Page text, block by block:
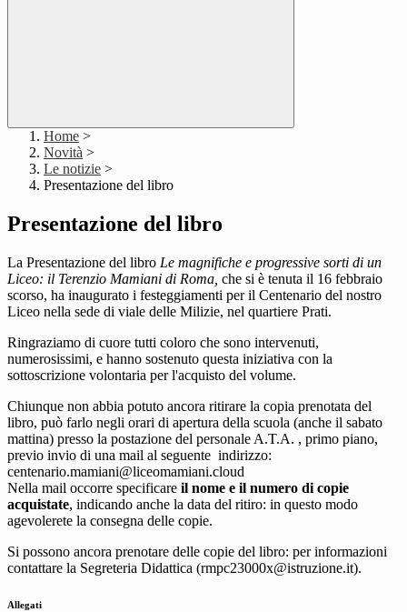
Home >
Novità >
Le notizie >
Presentazione del libro
Presentazione del libro
La Presentazione del libro Le magnifiche e progressive sorti di un
Liceo: il Terenzio Mamiani di Roma, che si è tenuta il 16 febbraio
scorso, ha inaugurato i festeggiamenti per il Centenario del nostro
Liceo nella sede di viale delle Milizie, nel quartiere Prati.
Ringraziamo di cuore tutti coloro che sono intervenuti,
numerosissimi, e hanno sostenuto questa iniziativa con la
sottoscrizione volontaria per l'acquisto del volume.
Chiunque non abbia potuto ancora ritirare la copia prenotata del
libro, può farlo negli orari di apertura della scuola (anche il sabato
mattina) presso la postazione del personale A.T.A. , primo piano,
previo invio di una mail al seguente indirizzo:
centenario.mamiani@liceomamiani.cloud
Nella mail occorre specificare il nome e il numero di copie
acquistate, indicando anche la data del ritiro: in questo modo
agevolerete la consegna delle copie.
Si possono ancora prenotare delle copie del libro: per informazioni
contattare la Segreteria Didattica (rmpc23000x@istruzione.it).
Allegati